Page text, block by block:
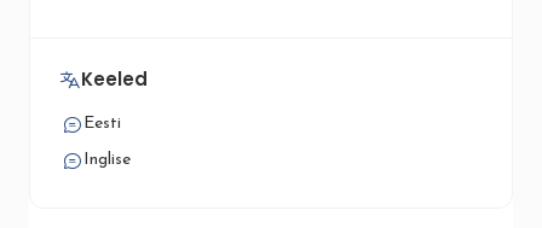
Keeled
Eesti
Inglise